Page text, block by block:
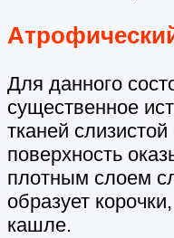
Для данного
существенное
тканей
поверхность
плотным слоем
образует
кашле.